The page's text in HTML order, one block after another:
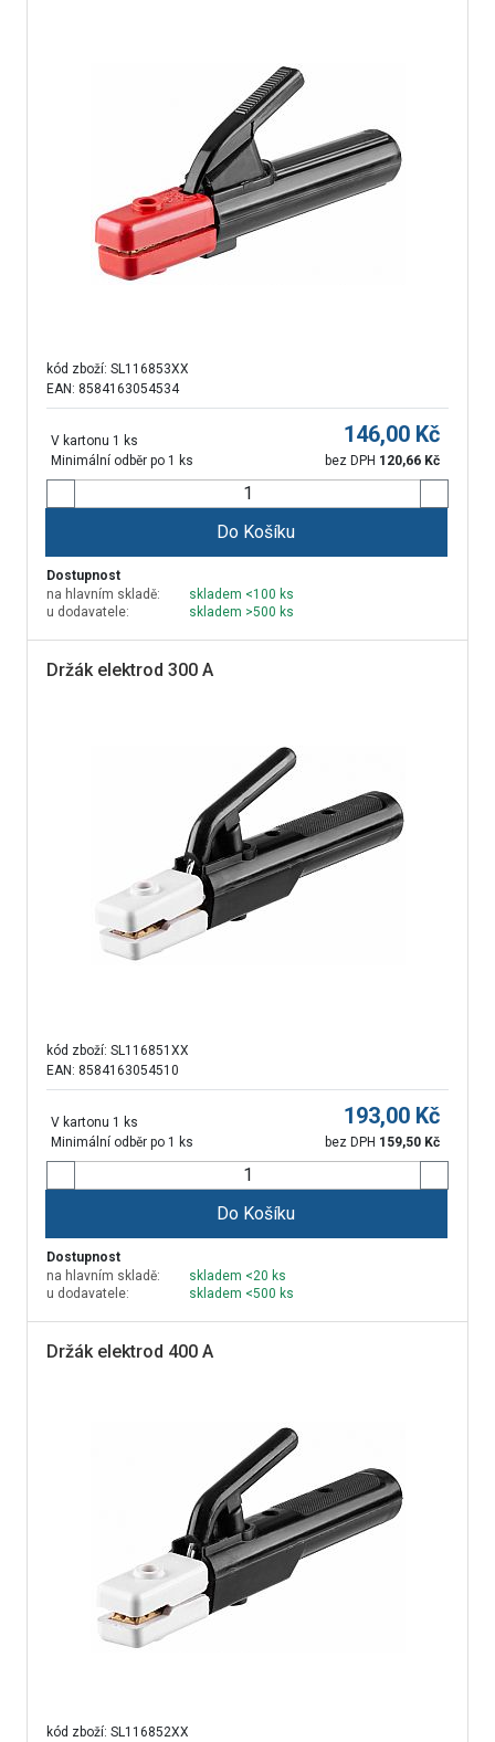
kód zboží: SL116853XX
EAN: 8584163054534
V kartonu 1 ks
Minimální odběr po 1 ks
146,00 Kč
bez DPH 120,66 Kč
Do Košíku
Dostupnost
na hlavním skladě:
skladem <100 ks
u dodavatele:
skladem >500 ks
Držák elektrod 300 A
kód zboží: SL116851XX
EAN: 8584163054510
V kartonu 1 ks
Minimální odběr po 1 ks
193,00 Kč
bez DPH 159,50 Kč
Do Košíku
Dostupnost
na hlavním skladě:
skladem <20 ks
u dodavatele:
skladem <500 ks
Držák elektrod 400 A
kód zboží: SL116852XX